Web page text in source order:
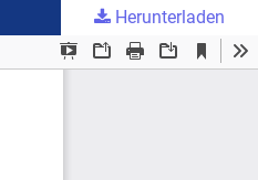
Herunterladen